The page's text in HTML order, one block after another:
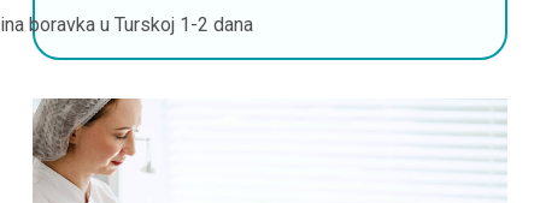
boravka u Turskoj 1-2 dana